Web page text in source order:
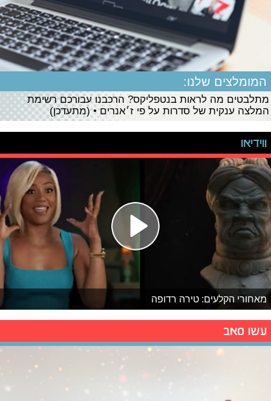
המומלצים שלנו:
מתלבטים מה לראות בנטפליקס? הרכבנו עבורכם רשימת
המלצה ענקית של סדרות על פי ז׳אנרים • (מתעדכן)
ווידיאו
מאחורי הקלעים: טירה רדופה
עשו סאב